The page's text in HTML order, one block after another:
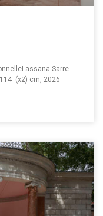
Sarre
(x2) cm, 2026